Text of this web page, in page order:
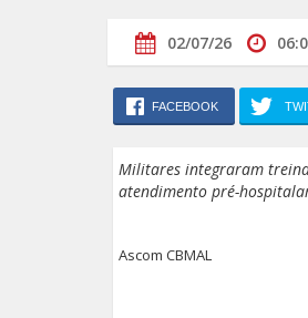
02/07/26
FACEBOOK
Militares integraram
atendimento pré-
Ascom CBMAL